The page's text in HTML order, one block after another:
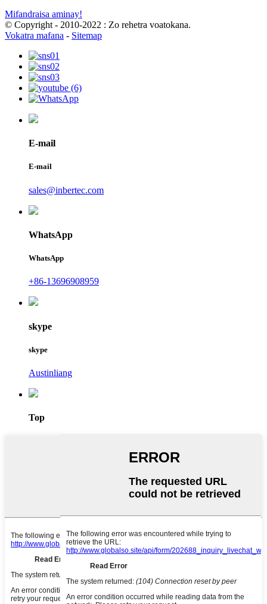
Mifandraisa aminay!
© Copyright - 2010-2022 : Zo rehetra voatokana.
Vokatra mafana - Sitemap
E-mail
E-mail
sales@inbertec.com
WhatsApp
WhatsApp
+86-13696908959
skype
skype
Austinliang
Top